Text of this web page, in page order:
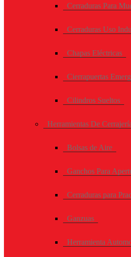
Cerraduras Para
Cerraduras Uso
Chapas Eléctricas
Cierrapuertas
Cilindros Sueltos
Herramientas De
Bolsas de Aire
Ganchos Para
Cerraduras para
Ganzuas
Herramienta